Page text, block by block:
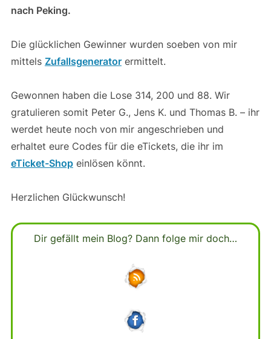
nach Peking.
Die glücklichen Gewinner wurden soeben von mir
mittels Zufallsgeneratorermittelt.
Gewonnen haben die Lose 314, 200 und 88. Wir
gratulieren somit Peter G., Jens K. und Thomas B. – ihr
werdet heute noch von mir angeschrieben und
erhaltet eure Codes für die eTickets, die ihr im
eTicket-Shopeinlösen könnt.
Herzlichen Glückwunsch!
Dir gefällt mein Blog? Dann folge mir doch…